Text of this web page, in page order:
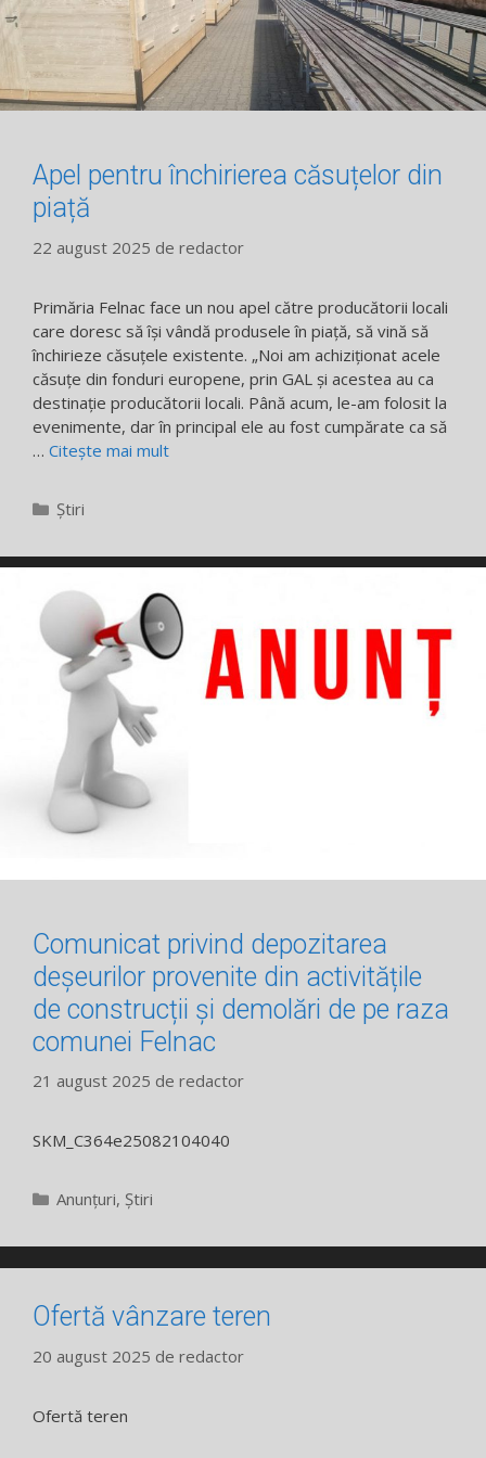
Apel pentru închirierea căsuțelor din
piață
22 august 2025 de redactor
Primăria Felnac face un nou apel către producătorii locali
care doresc să își vândă produsele în piață, să vină să
închirieze căsuțele existente. „Noi am achiziționat acele
căsuțe din fonduri europene, prin GAL și acestea au ca
destinație producătorii locali. Până acum, le-am folosit la
evenimente, dar în principal ele au fost cumpărate ca să
… Citește mai mult
Categorii
Știri
Comunicat privind depozitarea
deșeurilor provenite din activitățile
de construcții și demolări de pe raza
comunei Felnac
21 august 2025 de redactor
SKM_C364e25082104040
Categorii
Anunțuri, Știri
Ofertă vânzare teren
20 august 2025 de redactor
Ofertă teren